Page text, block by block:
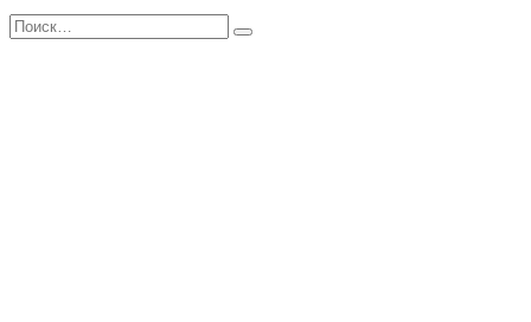
Перейти
Search